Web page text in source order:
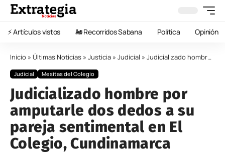
⚡️ Artículos vistos 🚂 Recorridos Sabana Política Opinión
Inicio » Últimas Noticias » Justicia » Judicial » Judicializado hombre por amputarle dos dedos a su pareja sentimental en El Colegio, Cundinamarca
Judicial Mesitas del Colegio
Judicializado hombre por
amputarle dos dedos a su
pareja sentimental en El
Colegio, Cundinamarca